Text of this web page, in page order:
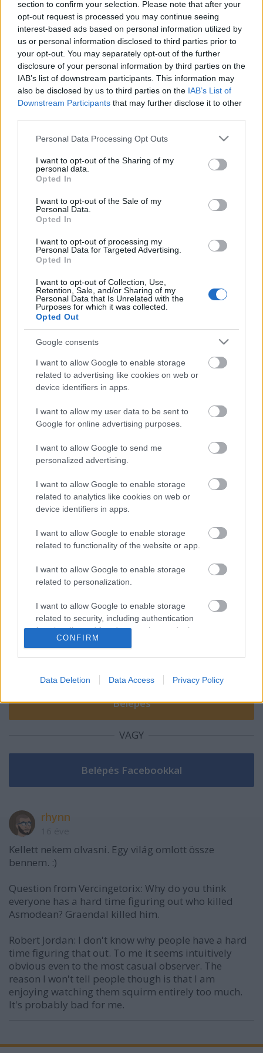
section to confirm your selection. Please note that after your
opt-out request is processed you may continue seeing
interest-based ads based on personal information utilized by
us or personal information disclosed to third parties prior to
your opt-out. You may separately opt-out of the further
disclosure of your personal information by third parties on the
IAB’s list of downstream participants. This information may
also be disclosed by us to third parties on the IAB’s List of
Downstream Participants that may further disclose it to other
Please note that this website/app uses one or more Google
not limited to your visit or usage behaviour. You may click to
grant or deny consent to Google and its third-party tags to
use your data for below specified purposes in below Google
consent section.
Personal Data Processing Opt Outs
I want to opt-out of the Sharing of my
personal data.
Opted In
I want to opt-out of the Sale of my
Personal Data.
Opted In
I want to opt-out of processing my
Personal Data for Targeted Advertising.
Opted In
I want to opt-out of Collection, Use,
Retention, Sale, and/or Sharing of my
Personal Data that Is Unrelated with the
Purposes for which it was collected.
Opted Out
Google consents
I want to allow Google to enable storage
related to advertising like cookies on web or
device identifiers in apps.
I want to allow my user data to be sent to
Google for online advertising purposes.
I want to allow Google to send me
personalized advertising.
I want to allow Google to enable storage
related to analytics like cookies on web or
device identifiers in apps.
I want to allow Google to enable storage
related to functionality of the website or app.
I want to allow Google to enable storage
related to personalization.
I want to allow Google to enable storage
related to security, including authentication
functionality and fraud prevention, and other
user protection.
CONFIRM
Data Deletion Data Access Privacy Policy
fantáziámra volt bízva. Ma meg mindent a képünkbe
tolnak, s úgy állunk fel a könyvtől, a székből, hogy az
egész értelmét elvette az, hogy belemagyarázzuk. S
egyetlen kérdés marad meg bennünk, melyre sajnos
már sosem lesz válasz... Ki a fene ölte meg
Asmodeant?
Szeretném, ha a kedves olvasók erre azért
Címkék:komment
Ajánlott bejegyzések:
Költözés
A Denevér Barlangjában
G.I. Joe Episode IV: New Hope
Országimázs-kampány
A hozzászóláshoz be kell lépned!
VAGY
rhynn
Kellett nekem olvasni. Egy világ omlott össze
bennem. :)
Question from Vercingetorix: Why do you think
everyone has a hard time figuring out who killed
Asmodean? Graendal killed him.
Robert Jordan: I don't know why people have a hard
time figuring that out. To me it seems intuitively
obvious even to the most casual observer. The
reason I won't tell people though is that I am
enjoying watching them squirm entirely too much.
It's probably bad for me.